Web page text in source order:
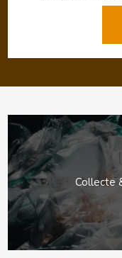
Collecte